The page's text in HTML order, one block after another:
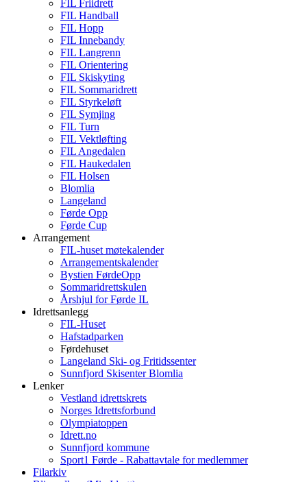
FIL Friidrett
FIL Handball
FIL Hopp
FIL Innebandy
FIL Langrenn
FIL Orientering
FIL Skiskyting
FIL Sommaridrett
FIL Styrkeløft
FIL Symjing
FIL Turn
FIL Vektløfting
FIL Angedalen
FIL Haukedalen
FIL Holsen
Blomlia
Langeland
Førde Opp
Førde Cup
Arrangement
FIL-huset møtekalender
Arrangementskalender
Bystien FørdeOpp
Sommaridrettskulen
Årshjul for Førde IL
Idrettsanlegg
FIL-Huset
Hafstadparken
Førdehuset
Langeland Ski- og Fritidssenter
Sunnfjord Skisenter Blomlia
Lenker
Vestland idrettskrets
Norges Idrettsforbund
Olympiatoppen
Idrett.no
Sunnfjord kommune
Sport1 Førde - Rabattavtale for medlemmer
Filarkiv